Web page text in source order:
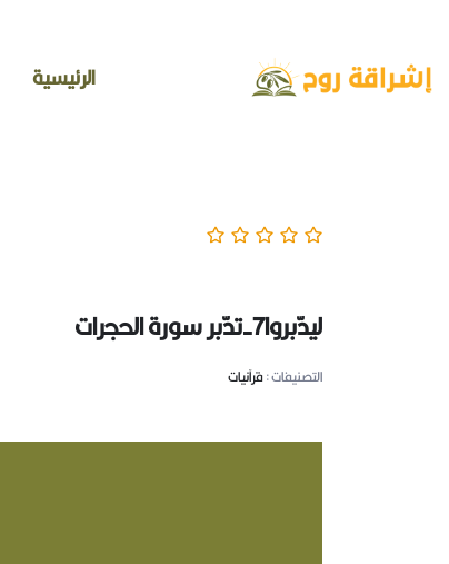
الرئيسية
ليدّبروا7-تدّبر سورة الحجرات
التصنيفات :قرآنيات